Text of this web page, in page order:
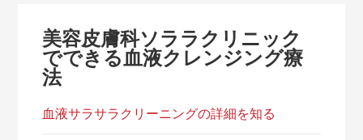
美容皮膚科ソララクリニック
でできる血液クレンジング療
法
血液サラサラクリーニングの詳細を知る